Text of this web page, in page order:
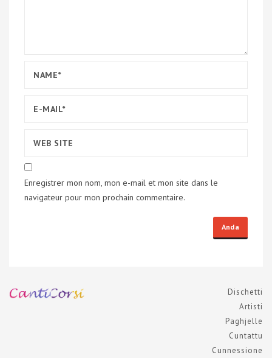
Enregistrer mon nom, mon e-mail et mon site dans le
navigateur pour mon prochain commentaire.
Dischetti
Artisti
Paghjelle
Cuntattu
Cunnessione